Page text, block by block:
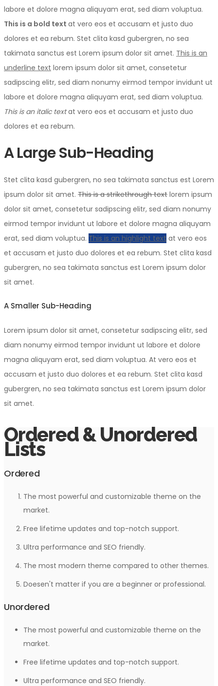
labore et dolore magna aliquyam erat, sed diam voluptua.
This is a bold text at vero eos et accusam et justo duo
dolores et ea rebum. Stet clita kasd gubergren, no sea
takimata sanctus est Lorem ipsum dolor sit amet. This is an
underline text lorem ipsum dolor sit amet, consetetur
sadipscing elitr, sed diam nonumy eirmod tempor invidunt ut
labore et dolore magna aliquyam erat, sed diam voluptua.
This is an italic textat vero eos et accusam et justo duo
dolores et ea rebum.
A Large Sub-Heading
Stet clita kasd gubergren, no sea takimata sanctus est Lorem
ipsum dolor sit amet. This is a strikethrough text lorem ipsum
dolor sit amet, consetetur sadipscing elitr, sed diam nonumy
eirmod tempor invidunt ut labore et dolore magna aliquyam
erat, sed diam voluptua. This is an highlight text at vero eos
et accusam et justo duo dolores et ea rebum. Stet clita kasd
gubergren, no sea takimata sanctus est Lorem ipsum dolor
sit amet.
A Smaller Sub-Heading
Lorem ipsum dolor sit amet, consetetur sadipscing elitr, sed
diam nonumy eirmod tempor invidunt ut labore et dolore
magna aliquyam erat, sed diam voluptua. At vero eos et
accusam et justo duo dolores et ea rebum. Stet clita kasd
gubergren, no sea takimata sanctus est Lorem ipsum dolor
sit amet.
Ordered & Unordered
Lists
Ordered
The most powerful and customizable theme on the
market.
Free lifetime updates and top-notch support.
Ultra performance and SEO friendly.
The most modern theme compared to other themes.
Doesen't matter if you are a beginner or professional.
Unordered
The most powerful and customizable theme on the
market.
Free lifetime updates and top-notch support.
Ultra performance and SEO friendly.